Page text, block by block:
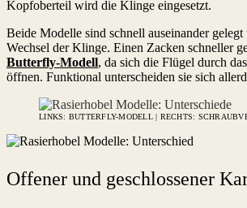
Kopfoberteil wird die Klinge eingesetzt.
Beide Modelle sind schnell auseinander
Wechsel der Klinge. Einen Zacken schneller
Butterfly-Modell, da sich die Flügel durch
öffnen. Funktional unterscheiden sie sich
LINKS: BUTTERFLY-MODELL | RECHTS:
Offener und geschlossener